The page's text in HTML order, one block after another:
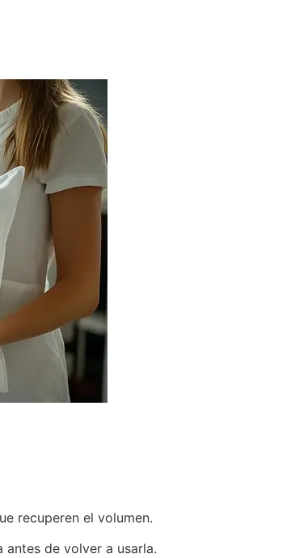
recuperen el volumen.
antes de volver a usarla.